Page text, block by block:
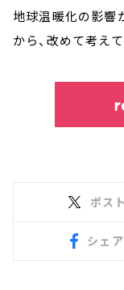
地球温暖化の影響
から、改めて考え
ポスト
シェア